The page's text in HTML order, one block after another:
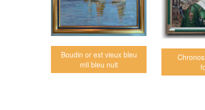
Boudin or ext vieux bleu
mli bleu nuit